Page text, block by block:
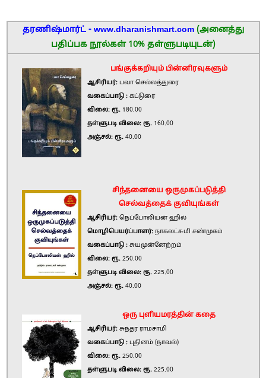
தரணிஷ்மார்ட் - www.dharanishmart.com (அனைத்து
பதிப்பக நூல்கள் 10% தள்ளுபடியுடன்)
பங்குக்கறியும் பின்னிரவுகளும்
ஆசிரியர்: பவா செல்லத்துரை
வகைப்பாடு : கட்டுரை
விலை: ரூ. 180.00
தள்ளுபடி விலை: ரூ. 160.00
அஞ்சல்: ரூ. 40.00
சிந்தனையை ஒருமுகப்படுத்தி
செல்வத்தைக் குவியுங்கள்
ஆசிரியர்: நெப்போலியன் ஹில்
மொழிபெயர்ப்பாளர்: நாகலட்சுமி சண்முகம்
வகைப்பாடு : சுயமுன்னேற்றம்
விலை: ரூ. 250.00
தள்ளுபடி விலை: ரூ. 225.00
அஞ்சல்: ரூ. 40.00
ஒரு புளியமரத்தின் கதை
ஆசிரியர்: சுந்தர ராமசாமி
வகைப்பாடு : புதினம் (நாவல்)
விலை: ரூ. 250.00
தள்ளுபடி விலை: ரூ. 225.00